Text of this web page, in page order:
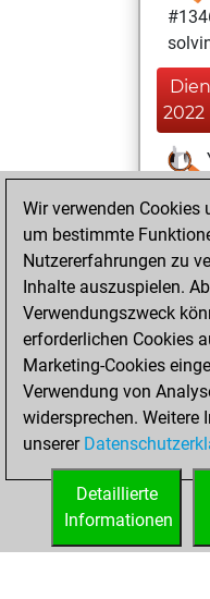
2022
of
Wir verwenden Cookies
um bestimmte
Nutzererfahrungen zu
Inhalte auszuspielen.
Verwendungszweck
erforderlichen Cookies
Marketing-Cookies
Verwendung von
widersprechen. Weitere
unserer
Detaillierte
Informationen